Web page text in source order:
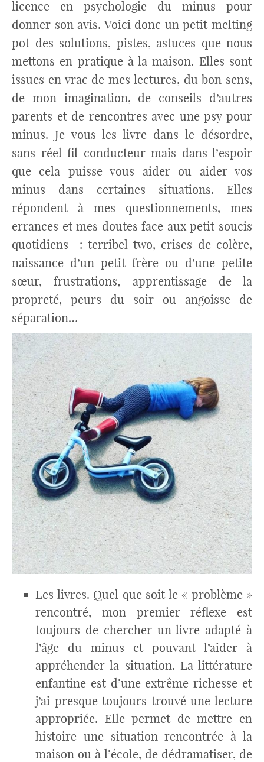
licence en psychologie du minus pour
donner son avis. Voici donc un petit melting
pot des solutions, pistes, astuces que nous
mettons en pratique à la maison. Elles sont
issues en vrac de mes lectures, du bon sens,
de mon imagination, de conseils d’autres
parents et de rencontres avec une psy pour
minus. Je vous les livre dans le désordre,
sans réel fil conducteur mais dans l’espoir
que cela puisse vous aider ou aider vos
minus dans certaines situations. Elles
répondent à mes questionnements, mes
errances et mes doutes face aux petit soucis
quotidiens : terribel two, crises de colère,
naissance d’un petit frère ou d’une petite
sœur, frustrations, apprentissage de la
propreté, peurs du soir ou angoisse de
séparation…
Les livres. Quel que soit le « problème »
rencontré, mon premier réflexe est
toujours de chercher un livre adapté à
l’âge du minus et pouvant l’aider à
appréhender la situation. La littérature
enfantine est d’une extrême richesse et
j’ai presque toujours trouvé une lecture
appropriée. Elle permet de mettre en
histoire une situation rencontrée à la
maison ou à l’école, de dédramatiser, de